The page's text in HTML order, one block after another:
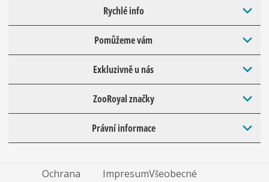
Rychlé info
Pomůžeme vám
Exkluzivně u nás
ZooRoyal značky
Právní informace
Ochrana
ImpresumVšeobecné